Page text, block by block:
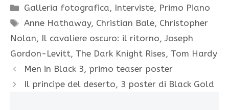
Categorie
Galleria fotografica, Interviste, Primo Piano
Tag
Anne Hathaway, Christian Bale, Christopher
Nolan, Il cavaliere oscuro: il ritorno, Joseph
Gordon-Levitt, The Dark Knight Rises, Tom Hardy
Men in Black 3, primo teaser poster
Il principe del deserto, 3 poster di Black Gold